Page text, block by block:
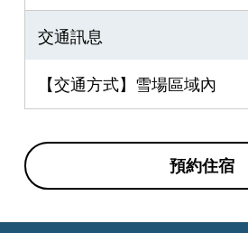
交通訊息
【交通方式】雪場區域內
預約住宿